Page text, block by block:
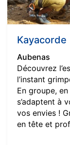
Kayacorde
Aubenas
Découvrez
l’instant
En groupe,
s’adaptent à
vos envies !
en tête et